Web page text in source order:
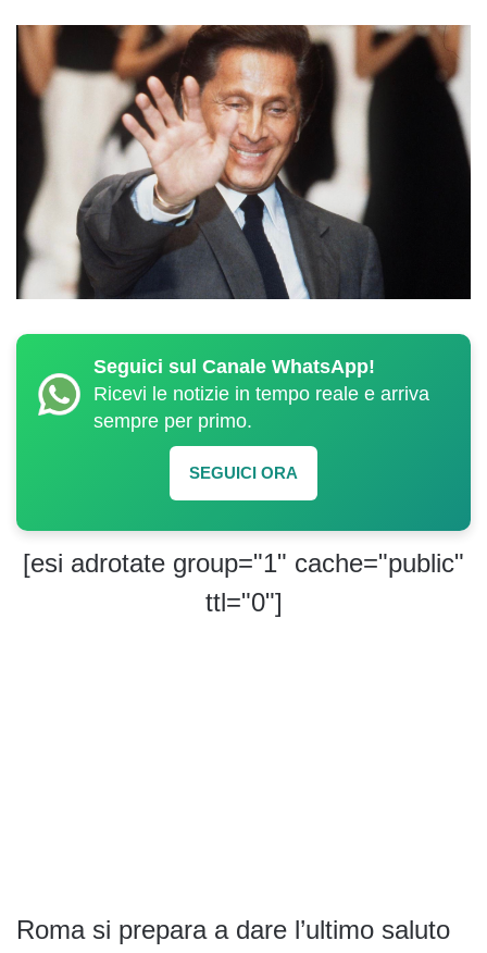
Seguici sul Canale WhatsApp!
Ricevi le notizie in tempo reale e arriva
sempre per primo.
SEGUICI ORA
[esi adrotate group="1" cache="public"
ttl="0"]
Roma si prepara a dare l’ultimo saluto